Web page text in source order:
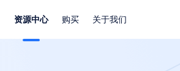
资源中心 购买 关于我们